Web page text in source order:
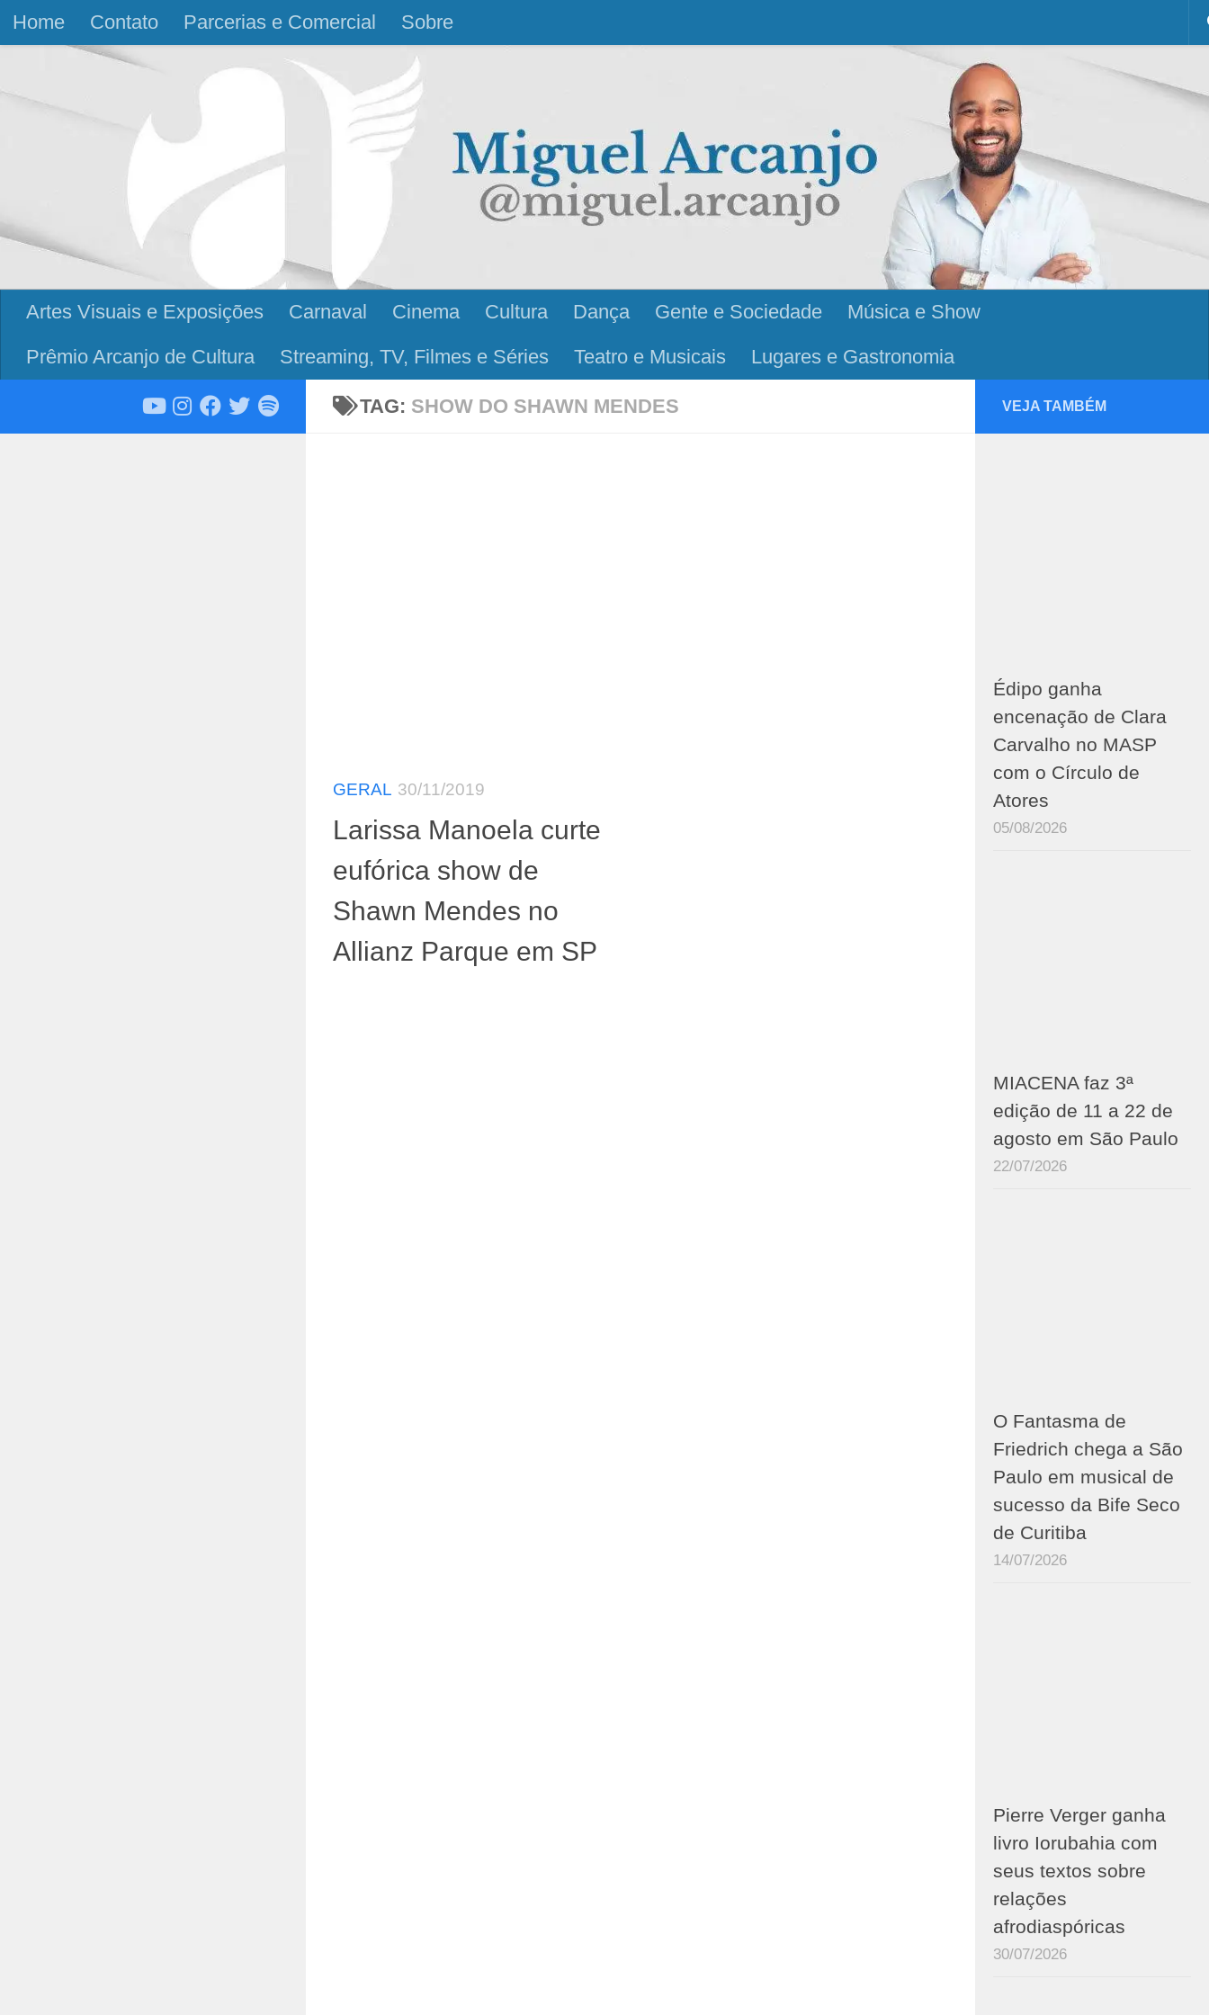
Skip to content
Home Contato Parcerias e Comercial Sobre
Artes Visuais e Exposições Carnaval Cinema Cultura Dança Gente e Sociedade
Música e Show
Prêmio Arcanjo de Cultura
Streaming, TV, Filmes e Séries Teatro e Musicais Lugares e Gastronomia
TAG: SHOW DO SHAWN MENDES
GERAL 30/11/2019
Larissa Manoela curte
eufórica show de
Shawn Mendes no
Allianz Parque em SP
VEJA TAMBÉM
Édipo ganha
encenação de Clara
Carvalho no MASP
com o Círculo de
Atores
05/08/2026
MIACENA faz 3ª
edição de 11 a 22 de
agosto em São Paulo
22/07/2026
O Fantasma de
Friedrich chega a São
Paulo em musical de
sucesso da Bife Seco
de Curitiba
14/07/2026
Pierre Verger ganha
livro Iorubahia com
seus textos sobre
relações
afrodiaspóricas
30/07/2026